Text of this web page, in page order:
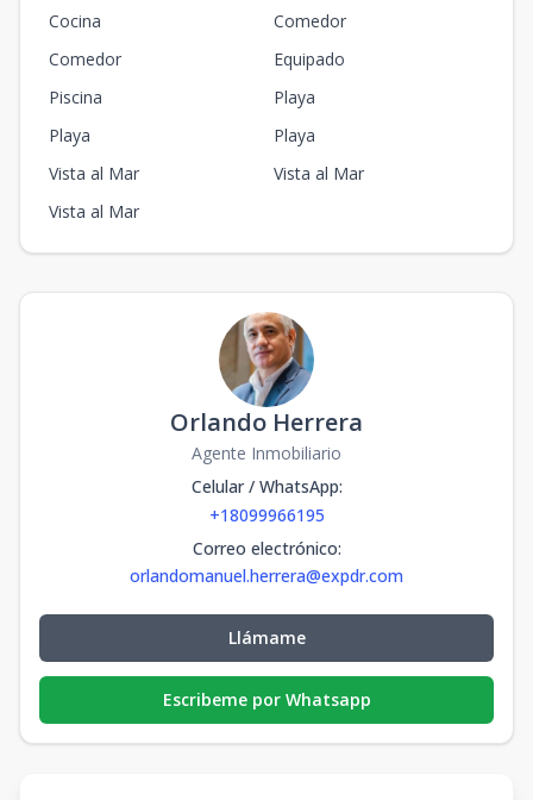
Cocina
Comedor
Comedor
Equipado
Piscina
Playa
Playa
Playa
Vista al Mar
Vista al Mar
Vista al Mar
Orlando Herrera
Agente Inmobiliario
Celular / WhatsApp:
+18099966195
Correo electrónico:
orlandomanuel.herrera@expdr.com
Llámame
Escribeme por Whatsapp